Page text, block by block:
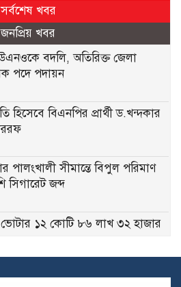
সর্বশেষ খবর
জনপ্রিয় খবর
বদলি, অতিরিক্ত জেলা
পদে পদায়ন
হিসেবে বিএনপির প্রার্থী ড.খন্দকার
পালংখালী সীমান্তে বিপুল পরিমাণ
সিগারেট জব্দ
ভোটার ১২ কোটি ৮৬ লাখ ৩২ হাজার
অতিরিক্ত বিদ্যুৎ বিলের প্রতিবাদে